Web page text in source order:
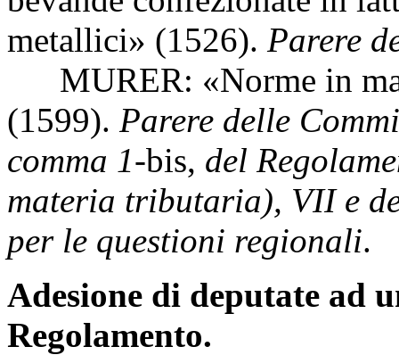
metallici» (1526). Parere
MURER: «Norme in
(1599). Parere delle
comma 1-bis, del
materia tributaria), VII e
per le questioni regionali.
Adesione di deputate ad
Regolamento.